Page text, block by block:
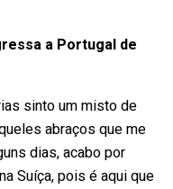
a Portugal de
sinto um misto de
abraços que me
dias, acabo por
Suíça, pois é aqui que